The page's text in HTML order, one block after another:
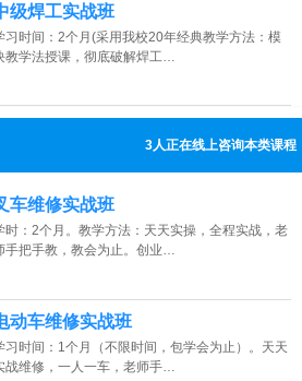
级焊工实战班
习时间：2个月(采用我校20年经典教学方法：模
教学法授课，彻底破解焊工…
3人正在线上咨询本类课程
13807313137
车维修实战班
时：2个月。教学方法：天天实操，全程实战，老
手把手教，教会为止。创业…
动车维修实战班
习时间：1个月（不限时间，包学会为止）。天天
战维修，一人一车，老师手…